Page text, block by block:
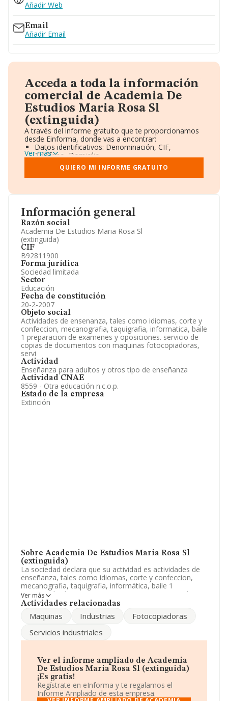
Información general
Razón social
Academia De Estudios Maria Rosa Sl
(extinguida)
CIF
B92811900
Forma jurídica
Sociedad limitada
Sector
Educación
Fecha de constitución
20-2-2007
Objeto social
Actividades de ensenanza, tales como idiomas, corte y
confeccion, mecanografia, taquigrafia, informatica, baile
1 preparacion de examenes y oposiciones. servicio de
copias de documentos con maquinas fotocopiadoras,
servi
Actividad
Enseñanza para adultos y otros tipo de enseñanza
Actividad CNAE
8559 - Otra educación n.c.o.p.
Estado de la empresa
Extinción
Sobre Academia De Estudios Maria Rosa Sl
(extinguida)
La sociedad declara que su actividad es actividades de
enseñanza, tales como idiomas, corte y confeccion,
mecanografia, taquigrafia, informática, baile 1
preparación de examenes y oposiciones. servicio de
copias de documentos con máquinas fotocopiadoras,
Mercantil como Sociedad Limitada. Su CNAE
La sociedad no tiene actividad en mercados exteriores.
(extinguida), NIF B92811900, se encuentra en Calle
Bartolome Abelenda núm. 15, (29100), Coin, Málaga,
Andalucía.
Con los datos a disposición de INFORMA sobre 27.784
Ver más
Actividades relacionadas
Maquinas Industrias
Fotocopiadoras
Servicios industriales
Ver el informe ampliado de Academia
De Estudios Maria Rosa Sl (extinguida)
¡Es gratis!
Regístrate en eInforma y te regalamos el
Informe Ampliado de esta empresa.
Añadir Web
Email
Añadir Email
Acceda a toda la información
comercial de Academia De
Estudios Maria Rosa Sl
(extinguida)
A través del informe gratuito que te proporcionamos
desde Einforma, donde vas a encontrar:
Datos identificativos: Denominación, CIF,
Teléfono, Domicilio.
Informe Mercantil Completo (BORME).
Gráficos de Evolución Ventas y Empleados.
Consejo de Administración y Administradores.
Accionistas.
Artículos de prensa publicados sobre la empresa.
Información oficial y registral complementaria.
Ver más
QUIERO MI INFORME GRATUITO